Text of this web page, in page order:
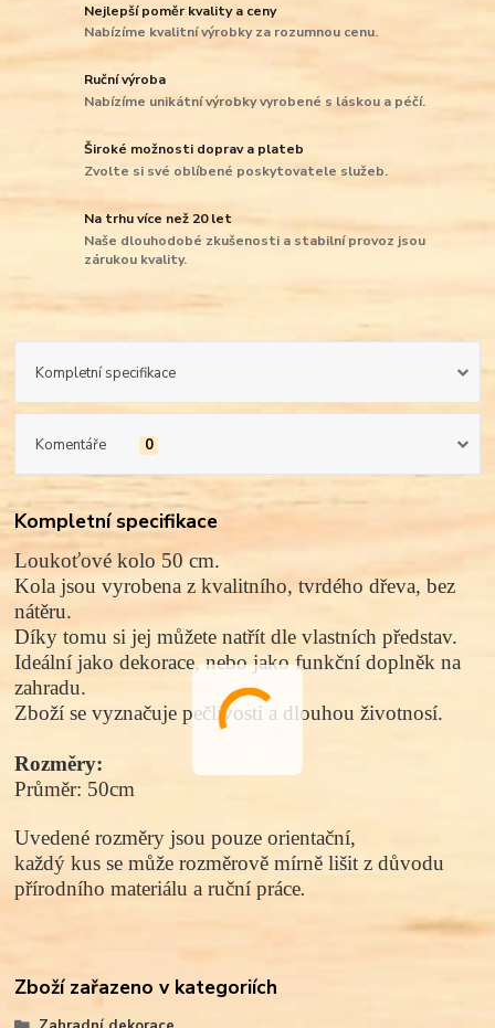
Nejlepší poměr kvality a ceny
Nabízíme kvalitní výrobky za rozumnou cenu.
Ruční výroba
Nabízíme unikátní výrobky vyrobené s láskou a péčí.
Široké možnosti doprav a plateb
Zvolte si své oblíbené poskytovatele služeb.
Na trhu více než 20 let
Naše dlouhodobé zkušenosti a stabilní provoz jsou
zárukou kvality.
Kompletní specifikace
Komentáře 0
Kompletní specifikace
Loukoťové kolo 50 cm.
Kola jsou vyrobena z kvalitního, tvrdého dřeva, bez
nátěru.
Díky tomu si jej můžete natřít dle vlastních představ.
Ideální jako dekorace, nebo jako funkční doplněk na
zahradu.
Zboží se vyznačuje pečlivosti a dlouhou životnosí.
Rozměry:
Průměr: 50cm
Uvedené rozměry jsou pouze orientační,
každý kus se může rozměrově mírně lišit z důvodu
přírodního materiálu a ruční práce.
Zboží zařazeno v kategoriích